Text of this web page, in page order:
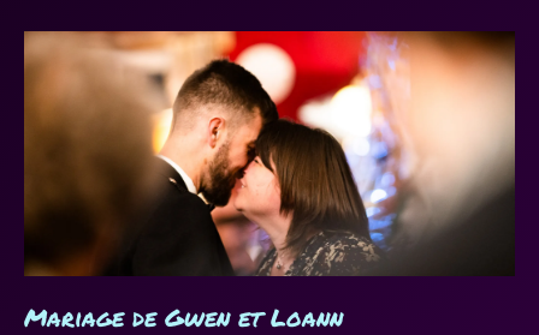
Mariage de Gwen et Loann